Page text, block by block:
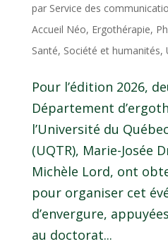
par Service des
Accueil Néo, Ergothérapie,
Santé, Société et humanités,
Pour l’édition 2026,
Département
l’Université du
(UQTR), Marie-Josée
Michèle Lord, ont
pour organiser cet
d’envergure,
au doctorat...